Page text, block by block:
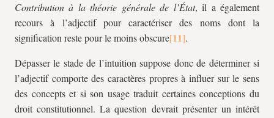
Contribution à la théorie générale de l’État, il a également
recours à l’adjectif pour caractériser des noms dont la
signification reste pour le moins obscure
.
Dépasser le stade de l’intuition suppose donc de déterminer si
l’adjectif comporte des caractères propres à influer sur le sens
des concepts et si son usage traduit certaines conceptions du
droit constitutionnel. La question devrait présenter un intérêt